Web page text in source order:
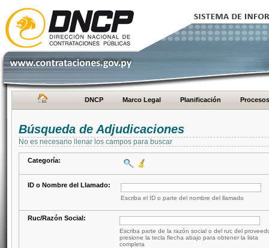
DNCP Marco Legal Planificación Procesos
Búsqueda de Adjudicaciones
No es necesario llenar los campos para buscar
Categoría:
ID o Nombre del Llamado:
Escriba el ID o parte del nombre del llamado
Ruc/Razón Social:
Escriba parte de la razón social o del ruc del
presione la tecla flecha abajo para obtener la lista
completa